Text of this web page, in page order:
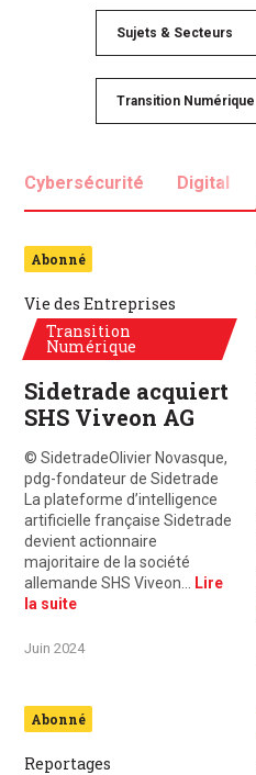
Sujets & Secteurs
Transition Numérique
Cybersécurité Digital
Abonné
Vie des Entreprises
Transition
Numérique
Sidetrade acquiert
SHS Viveon AG
© SidetradeOlivier Novasque,
pdg-fondateur de Sidetrade
La plateforme d’intelligence
artificielle française Sidetrade
devient actionnaire
majoritaire de la société
allemande SHS Viveon…
Lire
la suite
Juin 2024
Abonné
Reportages